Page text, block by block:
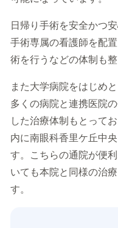
日帰り手術を安全かつ
手術専属の看護師を配
術を行うなどの体制も整
また大学病院をはじめ
多くの病院と連携医院
した治療体制もとって
内に南眼科香里ケ丘中
す。こちらの通院が便
いても本院と同様の治
す。